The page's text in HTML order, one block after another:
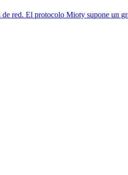
red. El protocolo Mioty supone un